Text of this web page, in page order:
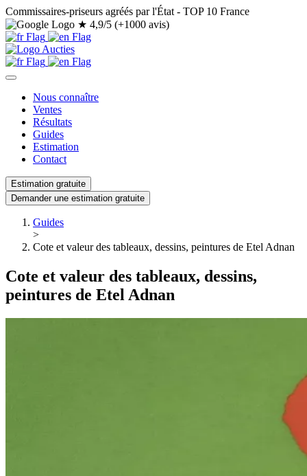
Commissaires-priseurs agréés par l'État - TOP 10 France
★ 4,9/5 (+1000 avis)
Nous connaître
Ventes
Résultats
Guides
Estimation
Contact
Estimation gratuite
Demander une estimation gratuite
Guides
>
Cote et valeur des tableaux, dessins, peintures de Etel Adnan
Cote et valeur des tableaux, dessins,
peintures de Etel Adnan